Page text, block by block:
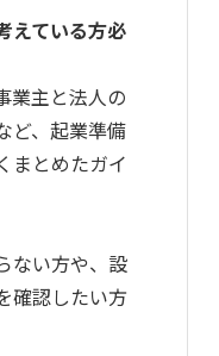
えている方必
業主と法人の
ど、起業準備
まとめたガイ
ない方や、設
確認したい方